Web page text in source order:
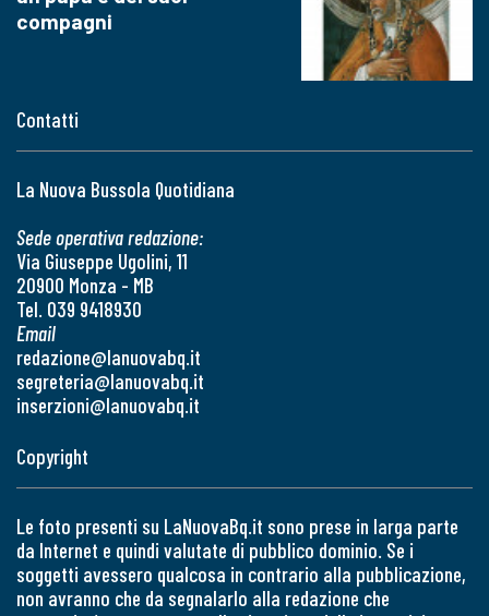
Contatti
La Nuova Bussola Quotidiana
Sede operativa redazione:
Via Giuseppe Ugolini, 11
20900 Monza - MB
Tel. 039 9418930
Email
redazione@lanuovabq.it
segreteria@lanuovabq.it
inserzioni@lanuovabq.it
compagni
Copyright
Le foto presenti su LaNuovaBq.it sono prese in larga parte
da Internet e quindi valutate di pubblico dominio. Se i
soggetti avessero qualcosa in contrario alla pubblicazione,
non avranno che da segnalarlo alla redazione che